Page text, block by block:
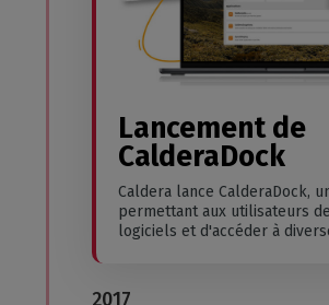
Lancement de
CalderaDock
Caldera lance CalderaDock,
permettant aux utilisateurs
logiciels et d'accéder à
2017